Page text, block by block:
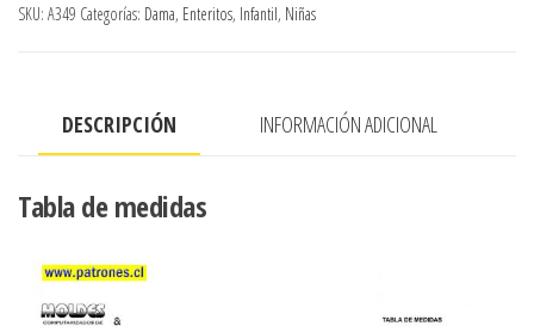
cantidad
SKU: A349 Categorías: Dama, Enteritos, Infantil, Niñas
DESCRIPCIÓN INFORMACIÓN ADICIONAL
Tabla de medidas